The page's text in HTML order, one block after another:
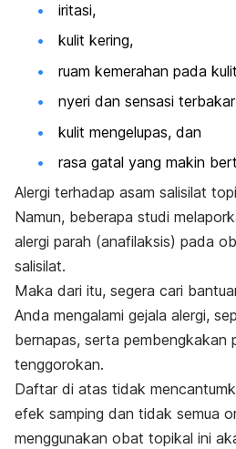
iritasi,
kulit kering,
ruam kemerahan pada kulit
nyeri dan sensasi
kulit mengelupas, dan
rasa gatal yang makin
Alergi terhadap asam salisilat
Namun, beberapa studi
alergi parah (anafilaksis) pada
salisilat.
Maka dari itu, segera cari
Anda mengalami gejala alergi,
bernapas, serta pembengkakan
tenggorokan.
Daftar di atas tidak
efek samping dan tidak semua
menggunakan obat topikal ini